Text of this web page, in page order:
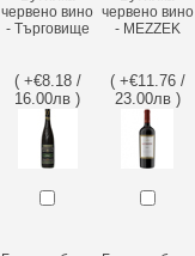
червено вино
- Търговище
( +€8.18 /
16.00лв )
червено вино
- MEZZEK
( +€11.76 /
23.00лв )